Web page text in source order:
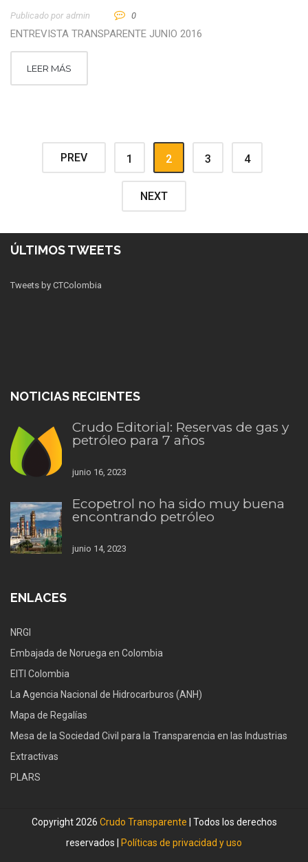
Publicado por Admin 0
ENTREVISTA TRANSPARENTE JUNIO 2016
LEER MÁS
PREV 1 2 3 4
NEXT
ÚLTIMOS TWEETS
Tweets by CTColombia
NOTICIAS RECIENTES
Crudo Editorial: Reservas de gas y
petróleo para 7 años
junio 16, 2023
Ecopetrol no ha sido muy buena
encontrando petróleo
junio 14, 2023
ENLACES
NRGI
Embajada de Noruega en Colombia
EITI Colombia
La Agencia Nacional de Hidrocarburos (ANH)
Mapa de Regalías
Mesa de la Sociedad Civil para la Transparencia en las Industrias
Extractivas
PLARS
Copyright 2026 Crudo Transparente | Todos los derechos
reservados |
Políticas de privacidad y uso